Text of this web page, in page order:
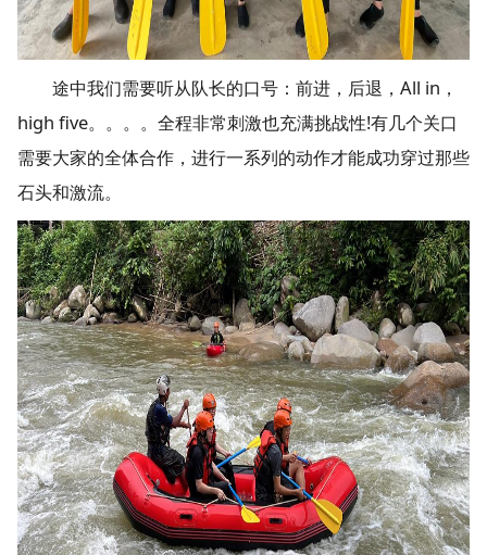
途中我们需要听从队长的口号：前进，后退，All in，
high five。。。。全程非常刺激也充满挑战性!有几个关口
需要大家的全体合作，进行一系列的动作才能成功穿过那些
石头和激流。